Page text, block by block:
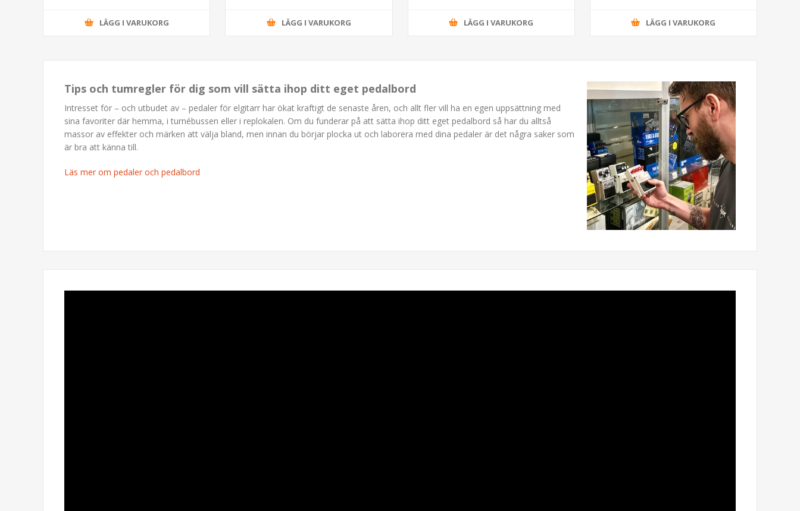
LÄGG I VARUKORG LÄGG I VARUKORG LÄGG I VARUKORG LÄGG I VARUKORG
Tips och tumregler för dig som vill sätta ihop ditt eget pedalbord
Intresset för – och utbudet av – pedaler för elgitarr har ökat kraftigt de senaste åren, och allt fler vill ha en egen uppsättning med
sina favoriter där hemma, i turnébussen eller i replokalen. Om du funderar på att sätta ihop ditt eget pedalbord så har du alltså
massor av effekter och märken att välja bland, men innan du börjar plocka ut och laborera med dina pedaler är det några saker som
är bra att känna till.
Läs mer om pedaler och pedalbord